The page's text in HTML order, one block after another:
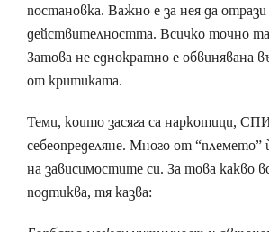
постановка. Важно е за нея да
действителността. Всичко точно
Затова не еднократно е обвинявана
от критиката.
Теми, които засяга са наркотици,
себеопределяне. Много от
на зависимостите си. За това какво
подтиква, тя казва: